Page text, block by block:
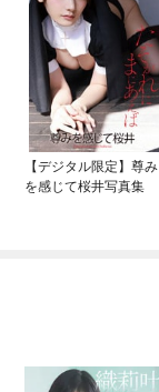
【デジタル限定】尊み
を感じて桜井写真集